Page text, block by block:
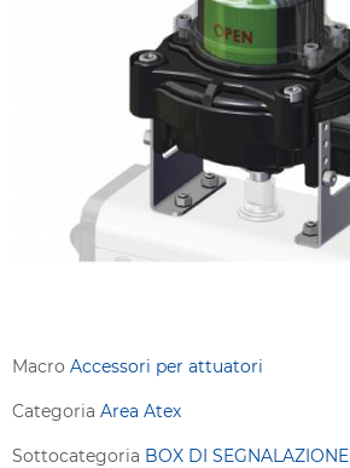
Macro Accessori per attuatori
Categoria Area Atex
Sottocategoria BOX DI SEGNALAZIONE